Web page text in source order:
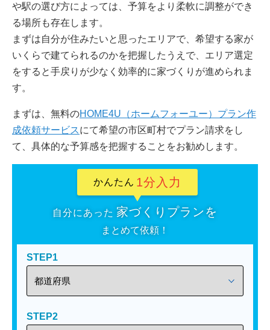
や駅の選び方によっては、予算をより柔軟に調整ができ
る場所も存在します。
まずは自分が住みたいと思ったエリアで、希望する家が
いくらで建てられるのかを把握したうえで、エリア選定
をすると手戻りが少なく効率的に家づくりが進められま
す。
まずは、無料のHOME4U（ホームフォーユー）プラン作
成依頼サービスにて希望の市区町村でプラン請求をし
て、具体的な予算感を把握することをお勧めします。
かんたん 1分入力
自分にあった 家づくりプランを
まとめて依頼！
STEP1
STEP2